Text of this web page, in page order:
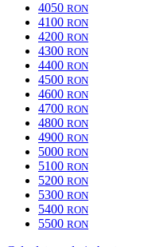
4050 RON
4100 RON
4200 RON
4300 RON
4400 RON
4500 RON
4600 RON
4700 RON
4800 RON
4900 RON
5000 RON
5100 RON
5200 RON
5300 RON
5400 RON
5500 RON